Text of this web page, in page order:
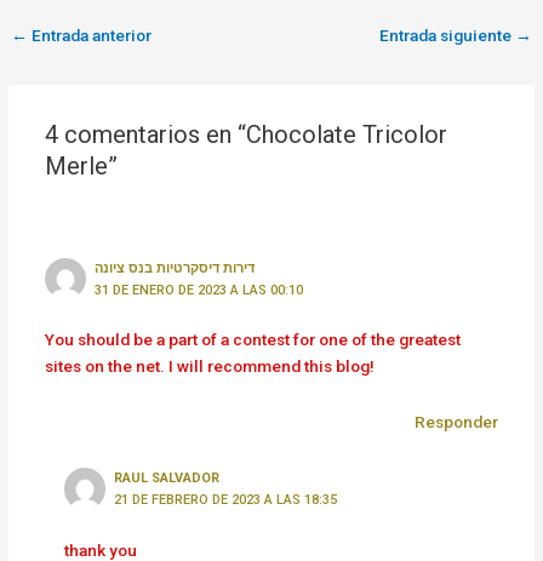
← Entrada anterior Entrada siguiente →
4 comentarios en “Chocolate Tricolor
Merle”
דירות דיסקרטיות בנס ציונה
31 DE ENERO DE 2023 A LAS 00:10
You should be a part of a contest for one of the greatest
sites on the net. I will recommend this blog!
Responder
RAUL SALVADOR
21 DE FEBRERO DE 2023 A LAS 18:35
thank you